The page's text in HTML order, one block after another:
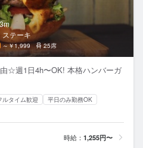
テーキ
～￥1,999 25席
由☆週1日4h〜OK! 本格ハンバーガ
ルタイム歓迎
平日のみ勤務OK
時給： 1,255円〜